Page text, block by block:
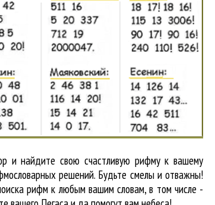
и найдите свою счастливую рифму к вашему
решений. Будьте смелы и отважны!
рифм к любым вашим словам, в том числе -